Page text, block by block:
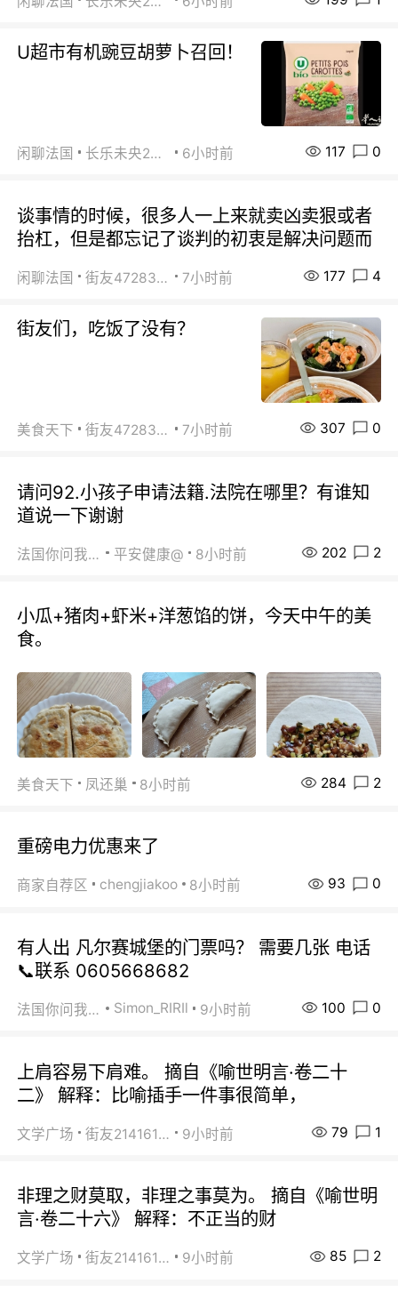
U超市有机豌豆胡萝卜召回！
闲聊法国 长乐未央2015 6小时前 117 0
谈事情的时候，很多人一上来就卖凶卖狠或者
抬杠，但是都忘记了谈判的初衷是解决问题而
闲聊法国 街友472838572 7小时前 177 4
街友们，吃饭了没有？
美食天下 街友472838572 7小时前 307 0
请问92.小孩子申请法籍.法院在哪里？有谁知
道说一下谢谢
法国你问我答 平安健康@ 8小时前 202 2
小瓜+猪肉+虾米+洋葱馅的饼，今天中午的美
食。
美食天下 凤还巢 8小时前 284 2
重磅电力优惠来了
商家自荐区 chengjiakoo 8小时前 93 0
有人出 凡尔赛城堡的门票吗？ 需要几张 电话
📞联系 0605668682
法国你问我答 Simon_RIRIl 9小时前 100 0
上肩容易下肩难。 摘自《喻世明言·卷二十
二》 解释：比喻插手一件事很简单，
文学广场 街友21416156 9小时前 79 1
非理之财莫取，非理之事莫为。 摘自《喻世明
言·卷二十六》 解释：不正当的财
文学广场 街友21416156 9小时前 85 2